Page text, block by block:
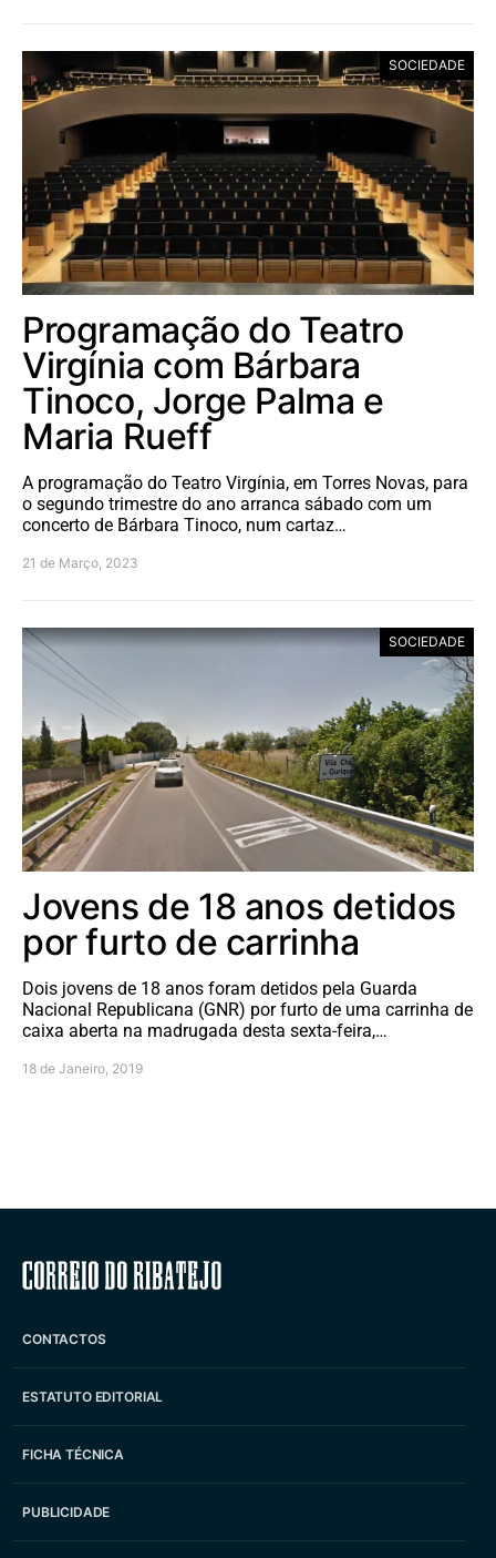
SOCIEDADE
Programação do Teatro
Virgínia com Bárbara
Tinoco, Jorge Palma e
Maria Rueff
A programação do Teatro Virgínia, em Torres Novas, para
o segundo trimestre do ano arranca sábado com um
concerto de Bárbara Tinoco, num cartaz…
21 de Março, 2023
SOCIEDADE
Jovens de 18 anos detidos
por furto de carrinha
Dois jovens de 18 anos foram detidos pela Guarda
Nacional Republicana (GNR) por furto de uma carrinha de
caixa aberta na madrugada desta sexta-feira,…
18 de Janeiro, 2019
Correio do Ribatejo
CONTACTOS
ESTATUTO EDITORIAL
FICHA TÉCNICA
PUBLICIDADE